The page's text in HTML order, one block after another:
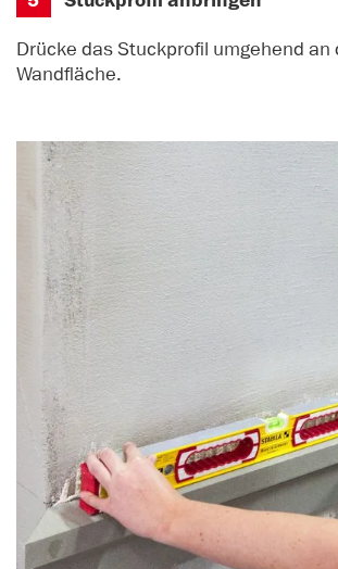
Drücke das Stuckprofil umgehend
Wandfläche.